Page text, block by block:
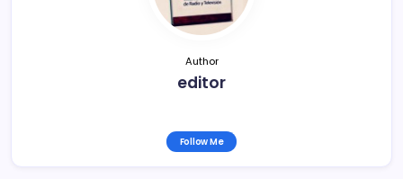
Author
editor
Follow Me